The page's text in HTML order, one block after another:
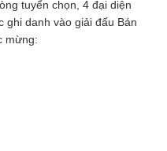
tuyển chọn, 4 đại diện
ghi danh vào giải đấu Bán
mừng: